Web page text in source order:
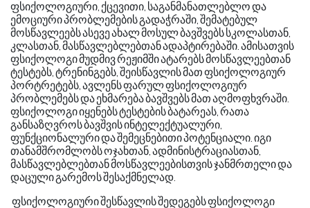
ფსიქოლოგიური, ქცევითი, საგანმანათლებლოდა
ემოციურიპრობლემებისგადაჭრაში,შემატებულ
მოსწავლეებსასევეახალმოსულბავშვებსსკოლასთან,
კლასთან,მასწავლებლებთანადაპტირებაში.ამისათვის
ფსიქოლოგიმუდმივრეჟიმშიატარებსმოსწავლეებთან
ტესტებს,ტრენინგებს,შეისწავლისმათფსიქოლოგიურ
პორტრეტებს,ავლენსფარულფსიქოლოგიურ
პრობლემებსდაეხმარებაბავშვებსმათაღმოფხვრაში.
ფსიქოლოგიიყენებსტესტებისბატარეას,რათა
განსაზღვროსბავშვისინტელექტუალური,
ფუნქციონალურიდაშემეცნებითიპოტენციალი.იგი
თანამშრომლობსოჯახთან,ადმინისტრაციასთან,
მასწავლებლებთანმოსწავლეებისთვისჯანმრთელიდა
დაცულიგარემოსშესაქმნელად.
ფსიქოლოგიურიშესწავლისშედეგებსფსიქოლოგი